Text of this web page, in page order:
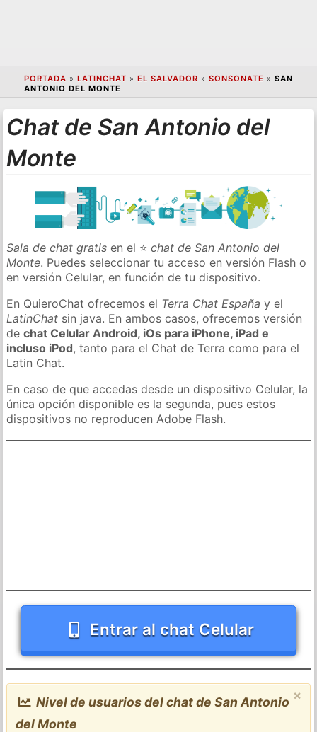
PORTADA » LATINCHAT » EL SALVADOR » SONSONATE » SAN
ANTONIO DEL MONTE
Chat de San Antonio del
Monte
Sala de chat gratis en el ⭐chat de San Antonio del
Monte. Puedes seleccionar tu acceso en versión Flash o
en versión Celular, en función de tu dispositivo.
En QuieroChat ofrecemos el Terra Chat España y el
LatinChat sin java. En ambos casos, ofrecemos versión
dechat Celular Android, iOs para iPhone, iPad e
incluso iPod, tanto para el Chat de Terra como para el
Latin Chat.
En caso de que accedas desde un dispositivo Celular, la
única opción disponible es la segunda, pues estos
dispositivos no reproducen Adobe Flash.
Entrar al chat Celular
×
Nivel de usuarios del chat de San Antonio
del Monte